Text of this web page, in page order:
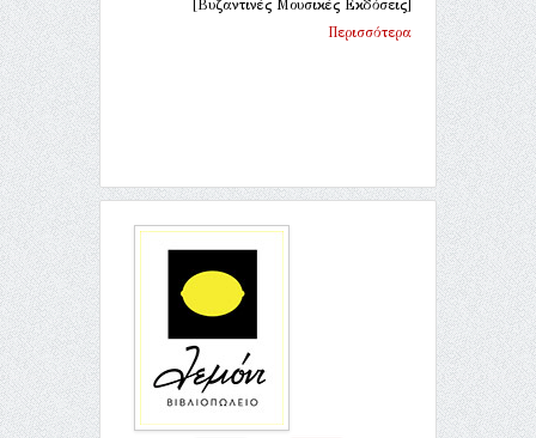
[Βυζαντινές Μουσικές Εκδόσεις]
Περισσότερα